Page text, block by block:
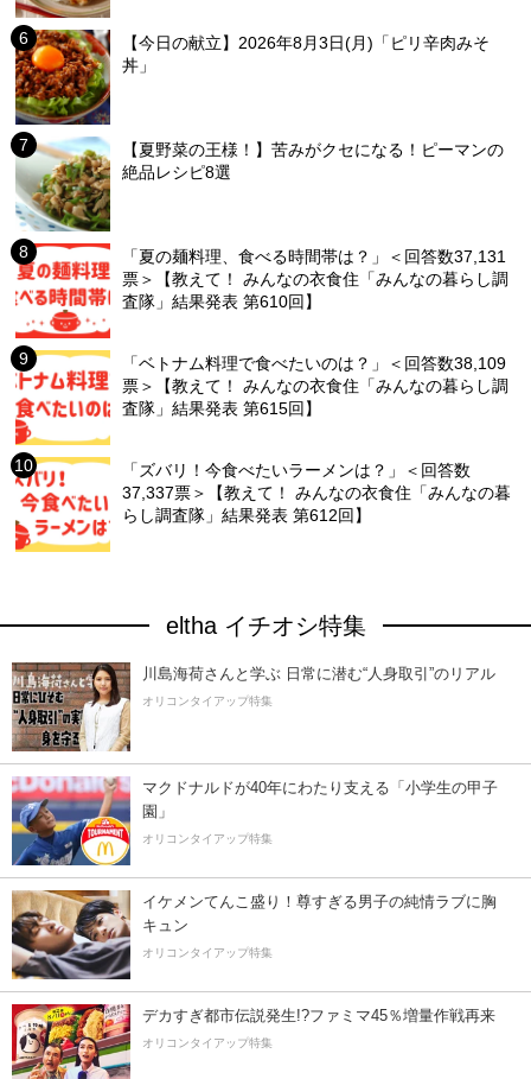
【今日の献立】2026年8月3日(月)「ピリ辛肉みそ
丼」
【夏野菜の王様！】苦みがクセになる！ピーマンの
絶品レシピ8選
「夏の麺料理、食べる時間帯は？」＜回答数37,131
票＞【教えて！ みんなの衣食住「みんなの暮らし調
査隊」結果発表 第610回】
「ベトナム料理で食べたいのは？」＜回答数38,109
票＞【教えて！ みんなの衣食住「みんなの暮らし調
査隊」結果発表 第615回】
「ズバリ！今食べたいラーメンは？」＜回答数
37,337票＞【教えて！ みんなの衣食住「みんなの暮
らし調査隊」結果発表 第612回】
eltha イチオシ特集
川島海荷さんと学ぶ 日常に潜む“人身取引”のリアル
オリコンタイアップ特集
マクドナルドが40年にわたり支える「小学生の甲子
園」
オリコンタイアップ特集
イケメンてんこ盛り！尊すぎる男子の純情ラブに胸
キュン
オリコンタイアップ特集
デカすぎ都市伝説発生!?ファミマ45％増量作戦再来
オリコンタイアップ特集